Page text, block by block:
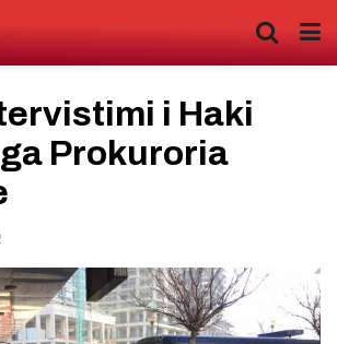
i Haki
Prokuroria